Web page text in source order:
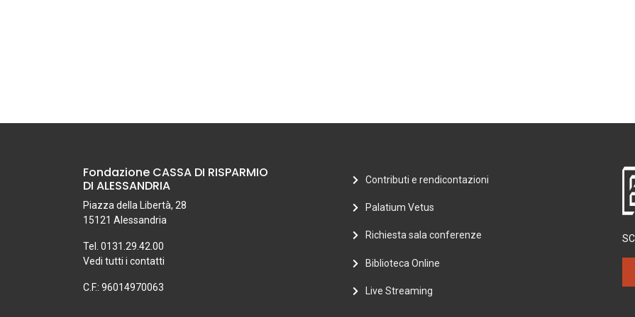
Fondazione CASSA DI RISPARMIO
DI ALESSANDRIA
Piazza della Libertà, 28
15121 Alessandria
Tel. 0131.29.42.00
Vedi tutti i contatti
C.F.: 96014970063
Contributi e rendicontazioni
Palatium Vetus
Richiesta sala conferenze
Biblioteca Online
Live Streaming